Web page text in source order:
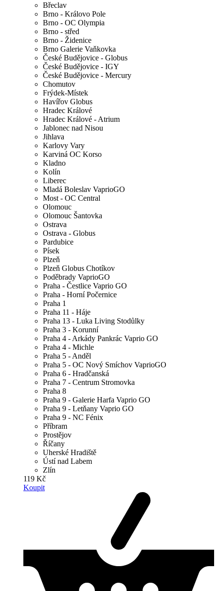
Břeclav
Brno - Královo Pole
Brno - OC Olympia
Brno - střed
Brno - Židenice
Brno Galerie Vaňkovka
České Budějovice - Globus
České Budějovice - IGY
České Budějovice - Mercury
Chomutov
Frýdek-Místek
Havířov Globus
Hradec Králové
Hradec Králové - Atrium
Jablonec nad Nisou
Jihlava
Karlovy Vary
Karviná OC Korso
Kladno
Kolín
Liberec
Mladá Boleslav VaprioGO
Most - OC Central
Olomouc
Olomouc Šantovka
Ostrava
Ostrava - Globus
Pardubice
Písek
Plzeň
Plzeň Globus Chotíkov
Poděbrady VaprioGO
Praha - Čestlice Vaprio GO
Praha - Horní Počernice
Praha 1
Praha 11 - Háje
Praha 13 - Luka Living Stodůlky
Praha 3 - Korunní
Praha 4 - Arkády Pankrác Vaprio GO
Praha 4 - Michle
Praha 5 - Anděl
Praha 5 - OC Nový Smíchov VaprioGO
Praha 6 - Hradčanská
Praha 7 - Centrum Stromovka
Praha 8
Praha 9 - Galerie Harfa Vaprio GO
Praha 9 - Letňany Vaprio GO
Praha 9 - NC Fénix
Příbram
Prostějov
Říčany
Uherské Hradiště
Ústí nad Labem
Zlín
119 Kč
Koupit